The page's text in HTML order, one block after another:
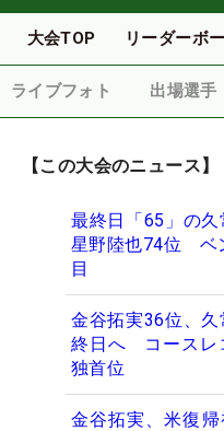
大会TOP リーダーボ
ライブフォト 出場選手
【この大会のニュース】
最終日「65」の久
星野陸也74位 ベ
目
金谷拓実36位、
終日へ コースレ
独首位
金谷拓実、米復